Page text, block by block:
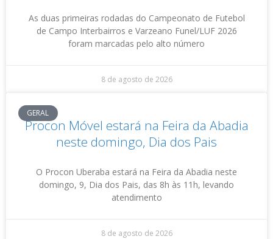
As duas primeiras rodadas do Campeonato de Futebol
de Campo Interbairros e Varzeano Funel/LUF 2026
foram marcadas pelo alto número
8 de agosto de 2026
GERAL
Procon Móvel estará na Feira da Abadia
neste domingo, Dia dos Pais
O Procon Uberaba estará na Feira da Abadia neste
domingo, 9, Dia dos Pais, das 8h às 11h, levando
atendimento
8 de agosto de 2026